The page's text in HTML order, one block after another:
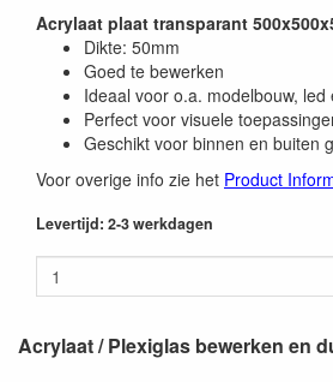
Acrylaat plaat transparant
Dikte: 50mm
Goed te bewerken
Ideaal voor o.a. modelbouw,
Perfect voor visuele
Geschikt voor binnen en buiten
Voor overige info zie het Product
Levertijd: 2-3 werkdagen
Acrylaat / Plexiglas bewerken en